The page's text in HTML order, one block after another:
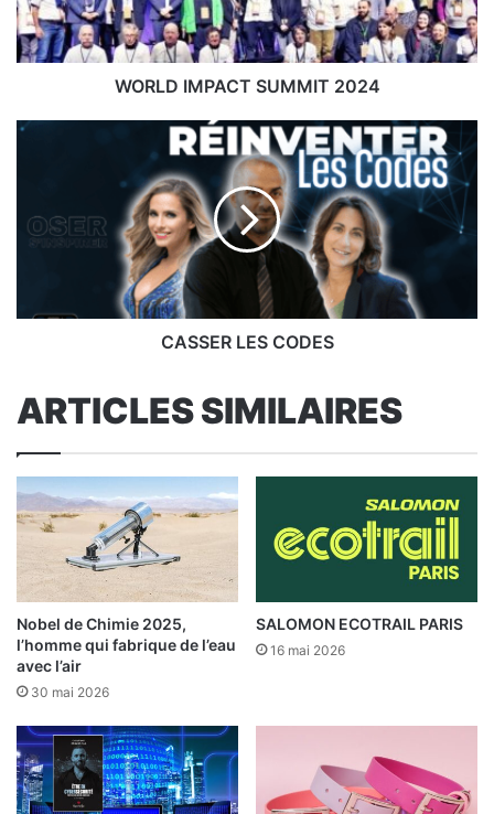
WORLD IMPACT SUMMIT 2024
CASSER
CASSER LES CODES
ARTICLES SIMILAIRES
Nobel de Chimie 2025,
l’homme qui fabrique de l’eau
avec l’air
30 mai 2026
SALOMON ECOTRAIL PARIS
16 mai 2026